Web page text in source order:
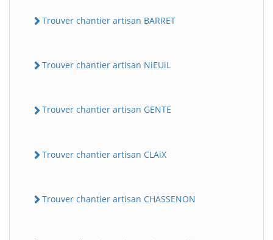
Trouver chantier artisan BARRET
Trouver chantier artisan NiEUiL
Trouver chantier artisan GENTE
Trouver chantier artisan CLAiX
Trouver chantier artisan CHASSENON